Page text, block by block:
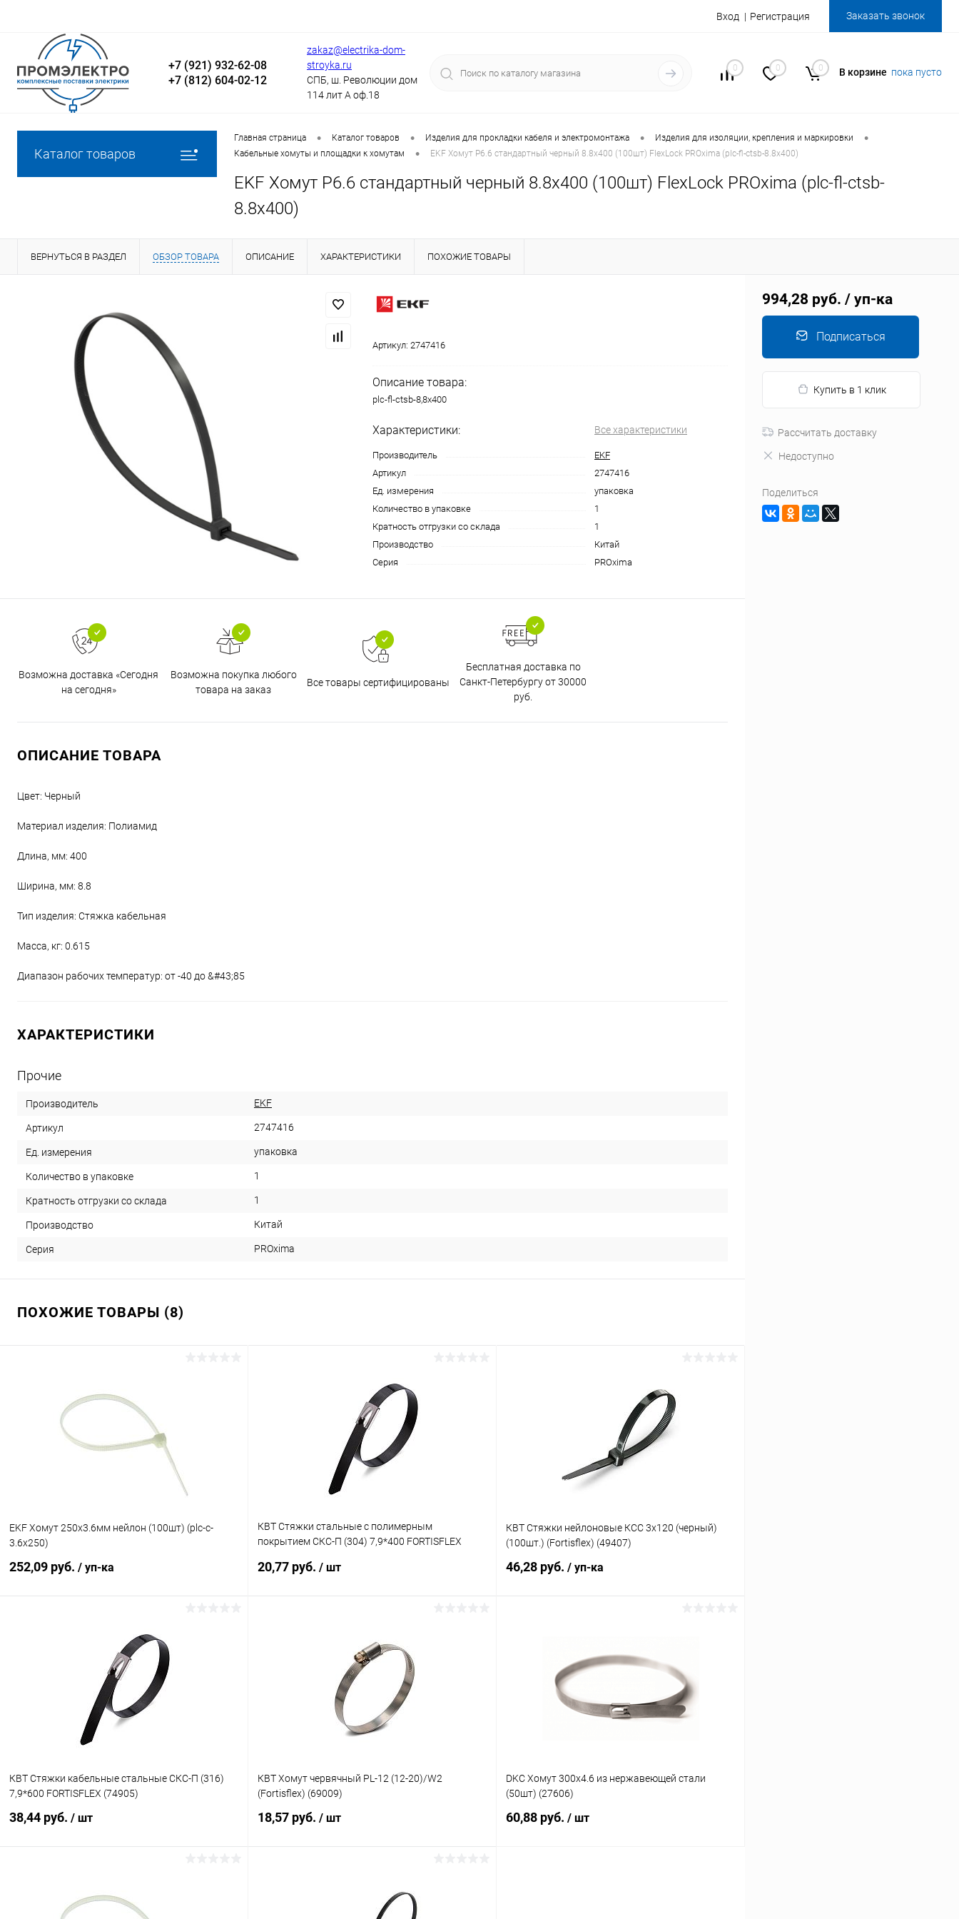
Вход Регистрация Заказать звонок
+7 (921) 932-62-08
+7 (812) 604-02-12
zakaz@electrika-dom-
stroyka.ru
СПБ, ш. Революции дом
114 лит А оф.18
0 0 0 В корзине пока пусто
Каталог товаров
Главная страница • Каталог товаров • Изделия для прокладки кабеля и электромонтажа • Изделия для изоляции, крепления и маркировки •
Кабельные хомуты и площадки к хомутам • EKF Хомут P6.6 стандартный черный 8.8x400 (100шт) FlexLock PROxima (plc-fl-ctsb-8.8x400)
EKF Хомут P6.6 стандартный черный 8.8x400 (100шт) FlexLock PROxima (plc-fl-ctsb-
8.8x400)
ВЕРНУТЬСЯ В РАЗДЕЛ ОБЗОР ТОВАРА ОПИСАНИЕ ХАРАКТЕРИСТИКИ ПОХОЖИЕ ТОВАРЫ
Артикул: 2747416
Описание товара:
plc-fl-ctsb-8,8x400
Характеристики: Все характеристики
Производитель
EKF
Артикул
2747416
Ед. измерения
упаковка
Количество в упаковке
1
Кратность отгрузки со склада
1
Производство
Китай
Серия
PROxima
Возможна доставка «Сегодня
на сегодня»
Возможна покупка любого
товара на заказ
Все товары сертифицированы
Бесплатная доставка по
Санкт-Петербургу от 30000
руб.
ОПИСАНИЕ ТОВАРА
Цвет: Черный
Материал изделия: Полиамид
Длина, мм: 400
Ширина, мм: 8.8
Тип изделия: Стяжка кабельная
Масса, кг: 0.615
Диапазон рабочих температур: от -40 до &#43;85
ХАРАКТЕРИСТИКИ
Прочие
Производитель EKF
Артикул 2747416
Ед. измерения упаковка
Количество в упаковке 1
Кратность отгрузки со склада 1
Производство Китай
Серия PROxima
ПОХОЖИЕ ТОВАРЫ (8)
EKF Хомут 250х3.6мм нейлон (100шт) (plc-c-
3.6x250)
252,09 руб. / уп-ка
К сравнению
В наличии
КВТ Стяжки стальные с полимерным
покрытием СКС-П (304) 7,9*400 FORTISFLEX
20,77 руб. / шт
К сравнению
В наличии
КВТ Стяжки нейлоновые КСС 3х120 (черный)
(100шт.) (Fortisflex) (49407)
46,28 руб. / уп-ка
Купить в 1 клик К сравнению
В избранное В наличии
КВТ Стяжки кабельные стальные СКС-П (316)
7,9*600 FORTISFLEX (74905)
38,44 руб. / шт
Купить в 1 клик
КВТ Хомут червячный PL-12 (12-20)/W2
(Fortisflex) (69009)
18,57 руб. / шт
К сравнению
DKC Хомут 300х4.6 из нержавеющей стали
(50шт) (27606)
60,88 руб. / шт
994,28 руб. / уп-ка
Подписаться
Купить в 1 клик
Рассчитать доставку
Недоступно
Поделиться